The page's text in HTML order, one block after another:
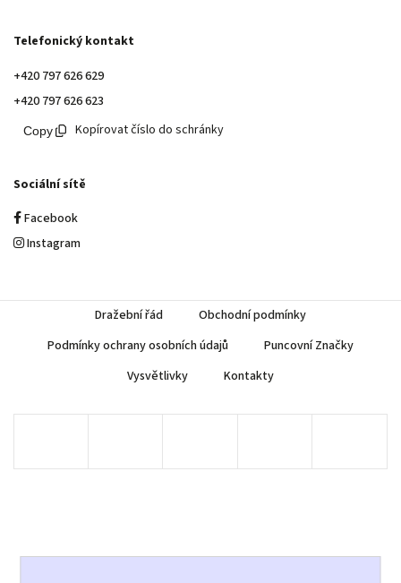
Telefonický kontakt
+420 797 626 629
+420 797 626 623
Kopírovat číslo do schránky
Sociální sítě
Facebook
Instagram
Dražební řád
Obchodní podmínky
Podmínky ochrany osobních údajů
Puncovní Značky
Vysvětlivky
Kontakty